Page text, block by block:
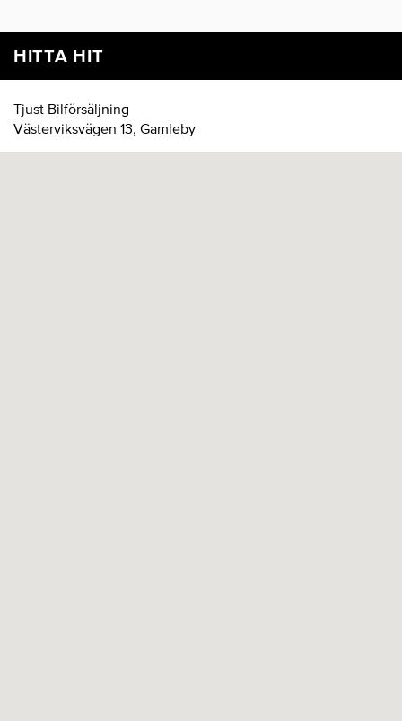
HITTA HIT
Tjust Bilförsäljning
Västerviksvägen 13, Gamleby